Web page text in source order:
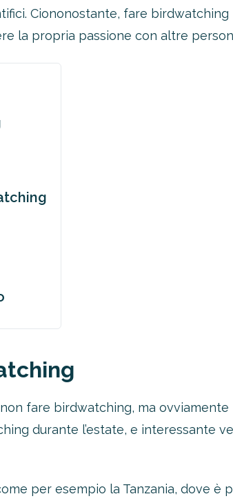
Ciononostante, fare
la propria passione con altre
fare birdwatching, ma
durante l’estate, e interessante
per esempio la Tanzania, dove